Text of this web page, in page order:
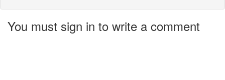
You must sign in to write a comment